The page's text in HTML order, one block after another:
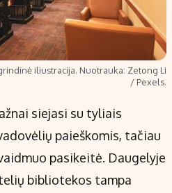
iliustracija. Nuotrauka: Zetong Li
/ Pexels.
siejasi su tyliais
paieškomis, tačiau
pasikeitė. Daugelyje
bibliotekos tampa